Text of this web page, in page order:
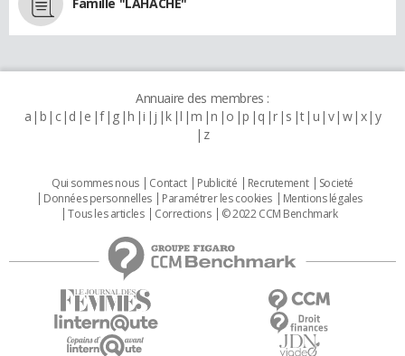
Annuaire des membres :
a b c d e f g h i j k l m n o p q r s t u v w x y
z
Qui sommes nous Contact Publicité Recrutement
Societé
Données personnelles
Paramétrer les cookies
Mentions légales
Tous les articles
Corrections © 2022 CCM Benchmark